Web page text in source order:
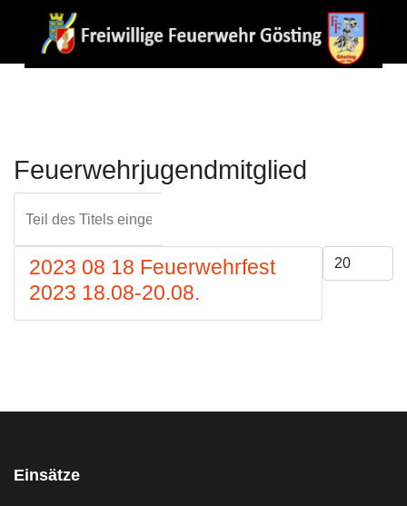
Feuerwehrjugendmitglied
Anzeige #
2023 08 18 Feuerwehrfest
2023 18.08-20.08.
Einsätze